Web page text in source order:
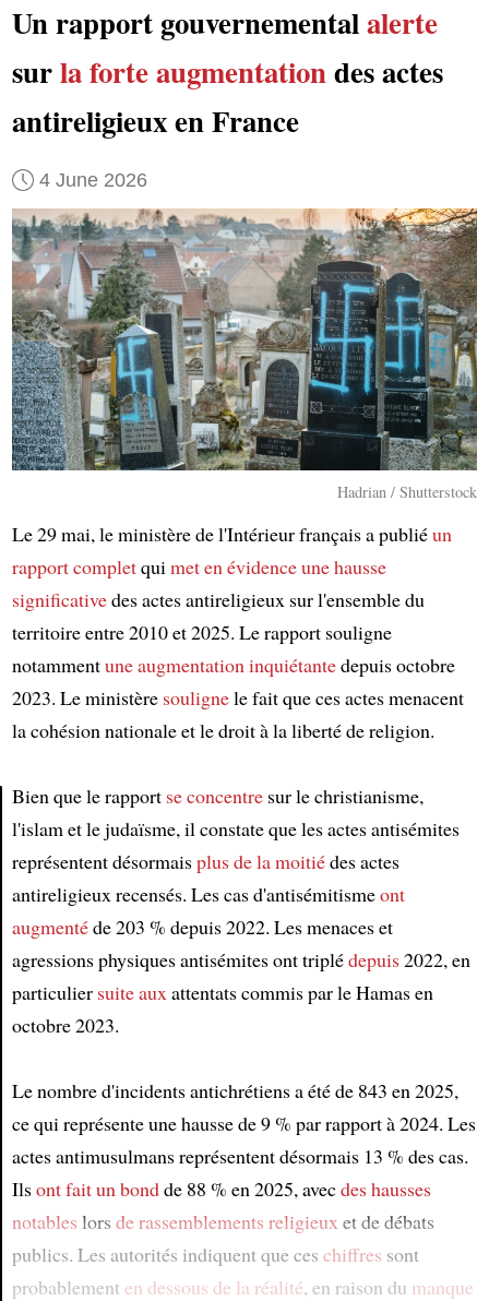
Un rapport gouvernementalalerte
surla forte augmentationdes actes
antireligieux en France
4 June 2026
Hadrian / Shutterstock
Le 29 mai, le ministère de l'Intérieur français a publiéun
rapport completqui met en évidenceune hausse
significativedes actes antireligieux sur l'ensemble du
territoire entre 2010 et 2025. Le rapport souligne
notammentune augmentation inquiétantedepuis octobre
2023. Le ministère soulignele fait que ces actes menacent
la cohésion nationale et le droit à la liberté de religion.
Bien que le rapport se concentresur le christianisme,
l'islam et le judaïsme, il constate que les actes antisémites
représentent désormaisplus de la moitiédes actes
antireligieux recensés. Les cas d'antisémitismeont
augmentéde 203 % depuis 2022. Les menaces et
agressions physiques antisémites ont triplédepuis2022, en
particulier suite aux attentats commis par le Hamas en
octobre 2023.
Le nombre d'incidents antichrétiens a été de 843 en 2025,
ce qui représente une hausse de 9 % par rapport à 2024. Les
actes antimusulmans représentent désormais 13 % des cas.
Ilsont fait un bondde 88 % en 2025, avecdes hausses
notables lors de rassemblements religieux et de débats
publics. Les autorités indiquent que ces chiffres sont
probablement en dessous de la réalité, en raison du manque